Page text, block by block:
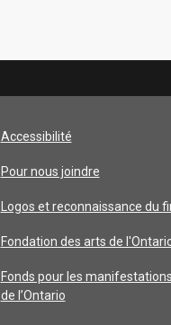
Accessibilité
Pour nous joindre
Logos et reconnaissance du
Fondation des arts de
Fonds pour les
de l’Ontario